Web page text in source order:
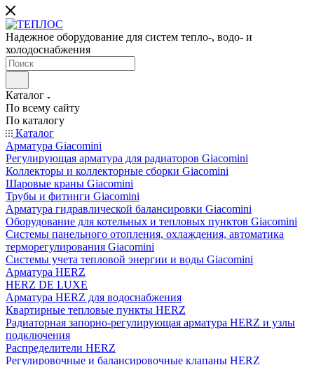
Надежное оборудование для систем тепло-, водо- и
холодоснабжения
Каталог
По всему сайту
По каталогу
Каталог
Арматура Giacomini
Регулирующая арматура для радиаторов Giacomini
Коллекторы и коллекторные сборки Giacomini
Шаровые краны Giacomini
Трубы и фитинги Giacomini
Арматура гидравлической балансировки Giacomini
Оборудование для котельных и тепловых пунктов Giacomini
Системы панельного отопления, охлаждения, автоматика
терморегулирования Giacomini
Системы учета тепловой энергии и воды Giacomini
Арматура HERZ
HERZ DE LUXE
Арматура HERZ для водоснабжения
Квартирные тепловые пункты HERZ
Радиаторная запорно-регулирующая арматура HERZ и узлы
подключения
Распределители HERZ
Регулировочные и балансировочные клапаны HERZ